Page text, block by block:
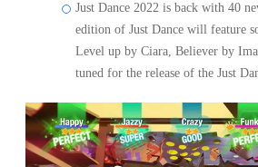
Just Dance 2022 is back with 40
edition of Just Dance will feature
Level up by Ciara, Believer by
tuned for the release of the Just